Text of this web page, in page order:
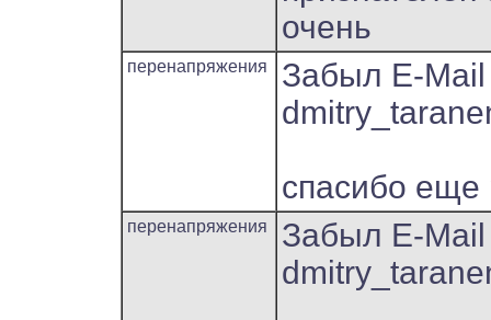
очень
перенапряжения
Забыл E-Mail
спасибо еще
перенапряжения
Забыл E-Mail